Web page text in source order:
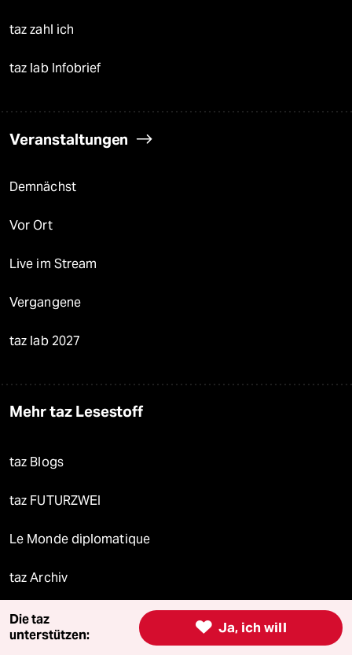
taz zahl ich
taz lab Infobrief
Veranstaltungen
Demnächst
Vor Ort
Live im Stream
Vergangene
taz lab 2027
Mehr taz Lesestoff
taz Blogs
taz FUTURZWEI
Le Monde diplomatique
taz Archiv
Mehr taz Angebote
 Ja, ich will
Die taz
unterstützen: